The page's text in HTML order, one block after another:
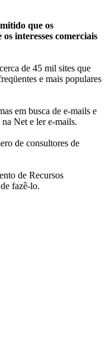
que os
interesses comerciais
de 45 mil sites que
e mais populares
em busca de e-mails e
Net e ler e-mails.
de consultores de
de Recursos
fazê-lo.